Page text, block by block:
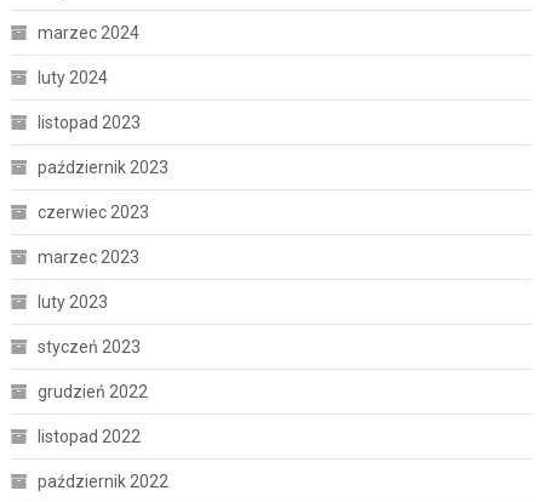
marzec 2024
luty 2024
listopad 2023
październik 2023
czerwiec 2023
marzec 2023
luty 2023
styczeń 2023
grudzień 2022
listopad 2022
październik 2022